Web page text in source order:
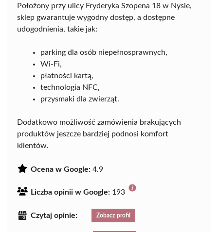
Położony przy ulicy Fryderyka Szopena 18 w Nysie,
sklep gwarantuje wygodny dostęp, a dostępne
udogodnienia, takie jak:
parking dla osób niepełnosprawnych,
Wi-Fi,
płatności kartą,
technologia NFC,
przysmaki dla zwierząt.
Dodatkowo możliwość zamówienia brakujących
produktów jeszcze bardziej podnosi komfort
klientów.
Ocena w Google: 4.9
Liczba opinii w Google: 193
Czytaj opinie: Zobacz profil